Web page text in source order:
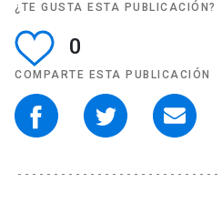
¿TE GUSTA ESTA PUBLICACIÓN?
0
COMPARTE ESTA PUBLICACIÓN